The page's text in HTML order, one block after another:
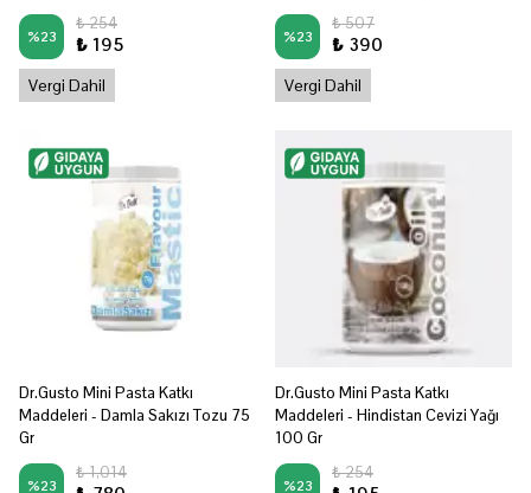
%23
₺ 254
₺ 195
Vergi Dahil
%23
₺ 507
₺ 390
Vergi Dahil
Dr.Gusto Mini Pasta Katkı
Maddeleri - Damla Sakızı Tozu 75
Gr
%23
₺ 1,014
Dr.Gusto Mini Pasta Katkı
Maddeleri - Hindistan Cevizi Yağı
100 Gr
%23
₺ 254